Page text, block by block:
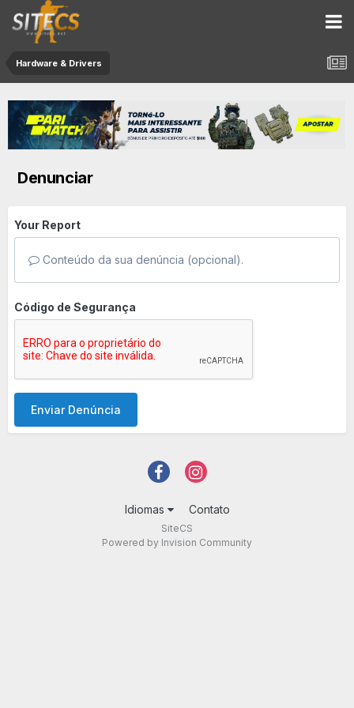
Hardware & Drivers
Denunciar
Your Report
Conteúdo da sua denúncia (opcional).
Código de Segurança
Enviar Denúncia
Idiomas Contato
SiteCS
Powered by Invision Community